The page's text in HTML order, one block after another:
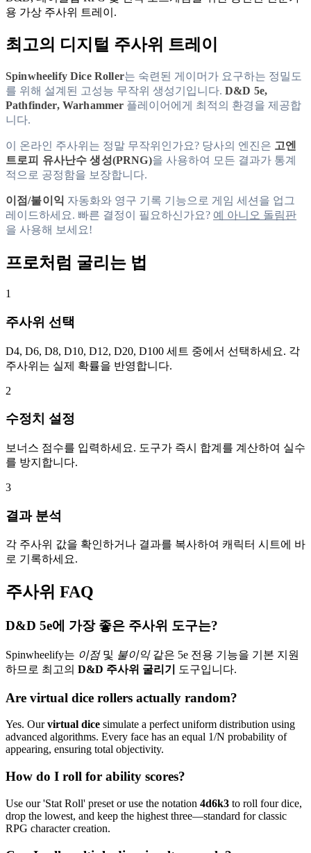
용 가상 주사위 트레이.
최고의 디지털 주사위 트레이
Spinwheelify Dice Roller는 숙련된 게이머가 요구하는 정밀도
를 위해 설계된 고성능 무작위 생성기입니다. D&D 5e,
Pathfinder, Warhammer 플레이어에게 최적의 환경을 제공합
니다.
이 온라인 주사위는 정말 무작위인가요? 당사의 엔진은 고엔
트로피 유사난수 생성(PRNG)을 사용하여 모든 결과가 통계
적으로 공정함을 보장합니다.
이점/불이익 자동화와 영구 기록 기능으로 게임 세션을 업그
레이드하세요. 빠른 결정이 필요하신가요? 예 아니오 돌림판
을 사용해 보세요!
프로처럼 굴리는 법
1
주사위 선택
D4, D6, D8, D10, D12, D20, D100 세트 중에서 선택하세요. 각
주사위는 실제 확률을 반영합니다.
2
수정치 설정
보너스 점수를 입력하세요. 도구가 즉시 합계를 계산하여 실수
를 방지합니다.
3
결과 분석
각 주사위 값을 확인하거나 결과를 복사하여 캐릭터 시트에 바
로 기록하세요.
주사위 FAQ
D&D 5e에 가장 좋은 주사위 도구는?
Spinwheelify는 이점및 불이익같은 5e 전용 기능을 기본 지원
하므로 최고의 D&D 주사위 굴리기 도구입니다.
Are virtual dice rollers actually random?
Yes. Ourvirtual dice simulate a perfect uniform distribution using
advanced algorithms. Every face has an equal 1/N probability of
appearing, ensuring total objectivity.
How do I roll for ability scores?
Use our 'Stat Roll' preset or use the notation 4d6k3 to roll four dice,
drop the lowest, and keep the highest three—standard for classic
RPG character creation.